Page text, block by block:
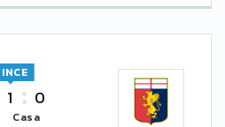
1 0
Casa